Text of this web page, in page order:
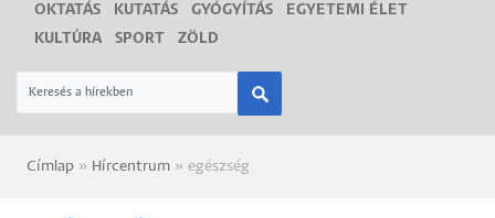
OKTATÁS KUTATÁS GYÓGYÍTÁS
EGYETEMI ÉLET
KULTÚRA
SPORT ZÖLD
Morzsa
Címlap Hírcentrum egészség